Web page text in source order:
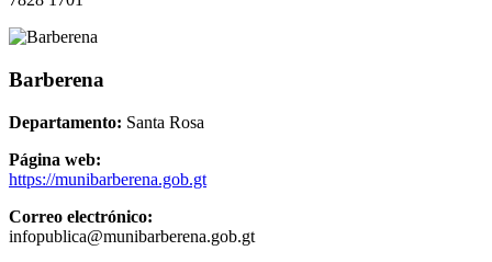
Barberena
Departamento: Santa Rosa
Página web:
https://munibarberena.gob.gt
Correo electrónico:
infopublica@munibarberena.gob.gt